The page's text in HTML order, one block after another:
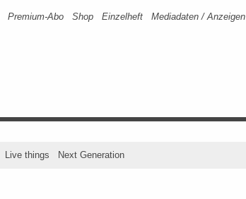
Premium-Abo Shop Einzelheft Mediadaten / Anzeigen
Live things Next Generation